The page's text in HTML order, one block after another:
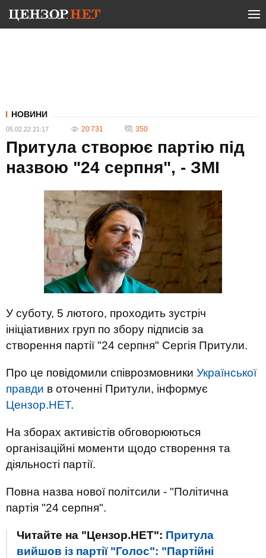
НОВИНИ
05.02.22 21:17 20 731 350
Притула створює партію під
назвою "24 серпня", - ЗМІ
У суботу, 5 лютого, проходить зустріч
ініціативних груп по збору підписів за
створення партії "24 серпня" Сергія Притули.
Про це повідомили співрозмовники Української
правди в оточенні Притули, інформує
Цензор.НЕТ.
На зборах активістів обговорюються
організаційні моменти щодо створення та
діяльності партії.
Повна назва нової політсили - "Політична
партія "24 серпня".
Читайте на "Цензор.НЕТ": Притула
вийшов із партії "Голос": "Партійні